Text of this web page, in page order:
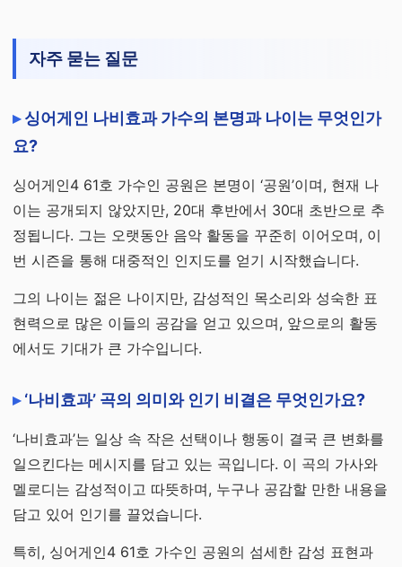
자주 묻는 질문
싱어게인 나비효과 가수의 본명과 나이는 무엇인가
요?
싱어게인4 61호 가수인 공원은 본명이 ‘공원’이며, 현재 나
이는 공개되지 않았지만, 20대 후반에서 30대 초반으로 추
정됩니다. 그는 오랫동안 음악 활동을 꾸준히 이어오며, 이
번 시즌을 통해 대중적인 인지도를 얻기 시작했습니다.
그의 나이는 젊은 나이지만, 감성적인 목소리와 성숙한 표
현력으로 많은 이들의 공감을 얻고 있으며, 앞으로의 활동
에서도 기대가 큰 가수입니다.
‘나비효과’ 곡의 의미와 인기 비결은 무엇인가요?
‘나비효과’는 일상 속 작은 선택이나 행동이 결국 큰 변화를
일으킨다는 메시지를 담고 있는 곡입니다. 이 곡의 가사와
멜로디는 감성적이고 따뜻하며, 누구나 공감할 만한 내용을
담고 있어 인기를 끌었습니다.
특히, 싱어게인4 61호 가수인 공원의 섬세한 감성 표현과